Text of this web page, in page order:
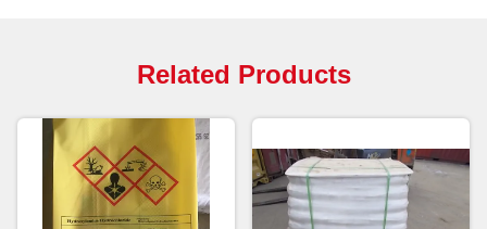
Related Products